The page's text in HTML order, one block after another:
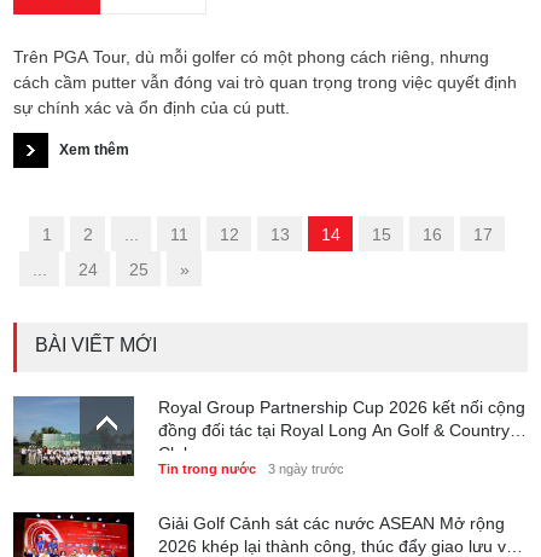
Trên PGA Tour, dù mỗi golfer có một phong cách riêng, nhưng
cách cầm putter vẫn đóng vai trò quan trọng trong việc quyết định
sự chính xác và ổn định của cú putt.
Xem thêm
1 2 11 12 13 14 15 16
17
24 25 »
BÀI VIẾT MỚI
Royal Group Partnership Cup 2026 kết nối cộng
đồng đối tác tại Royal Long An Golf & Country
Club
Tin trong nước 3 ngày trước
Giải Golf Cảnh sát các nước ASEAN Mở rộng
2026 khép lại thành công, thúc đẩy giao lưu và